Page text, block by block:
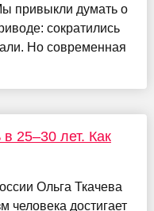
привыкли думать о
сократились
Но современная
25–30 лет. Как
Ольга Ткачева
человека достигает